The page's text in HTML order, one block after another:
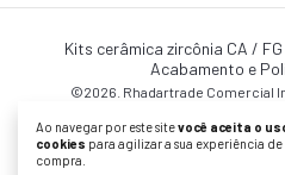
Ao navegar por este sitevocê aceita o
cookies para agilizar a sua experiência de
compra.
Kits cerâmica zircônia CA / FG
Acabamento e
©2026. Rhadartrade Comercial